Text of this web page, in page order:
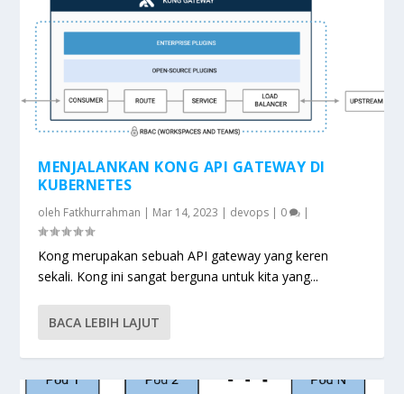
MENJALANKAN KONG API GATEWAY DI
KUBERNETES
oleh Fatkhurrahman | Mar 14, 2023 | devops | 0 |
Kong merupakan sebuah API gateway yang keren
sekali. Kong ini sangat berguna untuk kita yang...
BACA LEBIH LAJUT